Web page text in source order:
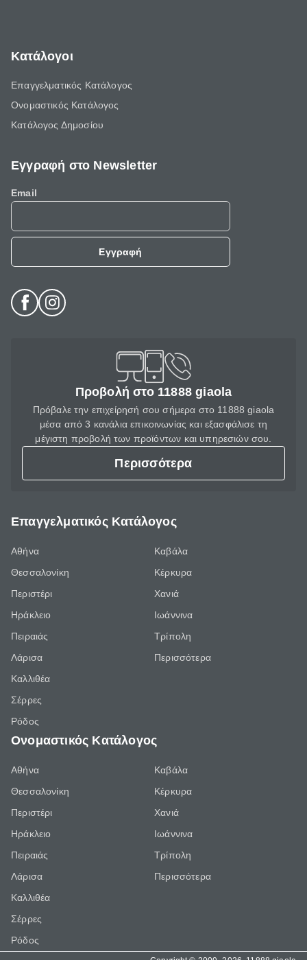
Κατάλογοι
Επαγγελματικός Κατάλογος
Ονομαστικός Κατάλογος
Κατάλογος Δημοσίου
Εγγραφή στο Newsletter
Email
Εγγραφή
Προβολή στο 11888 giaola
Πρόβαλε την επιχείρησή σου σήμερα στο 11888 giaola
μέσα από 3 κανάλια επικοινωνίας και εξασφάλισε τη
μέγιστη προβολή των προϊόντων και υπηρεσιών σου.
Περισσότερα
Επαγγελματικός Κατάλογος
Αθήνα
Θεσσαλονίκη
Περιστέρι
Ηράκλειο
Πειραιάς
Λάρισα
Καλλιθέα
Σέρρες
Ρόδος
Καβάλα
Κέρκυρα
Χανιά
Ιωάννινα
Τρίπολη
Περισσότερα
Ονομαστικός Κατάλογος
Αθήνα
Θεσσαλονίκη
Περιστέρι
Ηράκλειο
Πειραιάς
Λάρισα
Καλλιθέα
Σέρρες
Ρόδος
Καβάλα
Κέρκυρα
Χανιά
Ιωάννινα
Τρίπολη
Περισσότερα